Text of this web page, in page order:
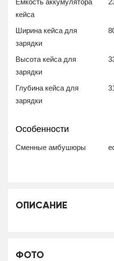
кейса
Ширина кейса для
зарядки
Высота кейса для
зарядки
Глубина кейса для
зарядки
Особенности
Сменные амбушюры
ОПИСАНИЕ
ФОТО